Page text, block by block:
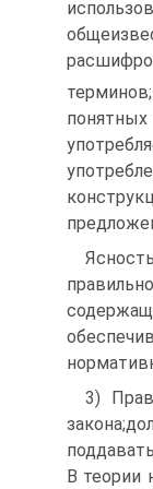
3)
В теории